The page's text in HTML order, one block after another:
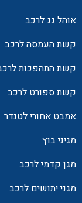
אוהל גג לרכב
קשת העמסה לרכב
קשת התהפכות
קשת ספורט לרכב
אמבט אחורי לטנדר
מגיני בוץ
מגן קדמי לרכב
מגני יתושים לרכב